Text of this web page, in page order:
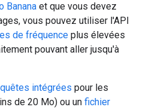
Banana et que vous devez
vous pouvez utiliser l'API
de fréquence plus élevées
pouvant aller jusqu'à
intégrées pour les
de 20 Mo) ou un fichier